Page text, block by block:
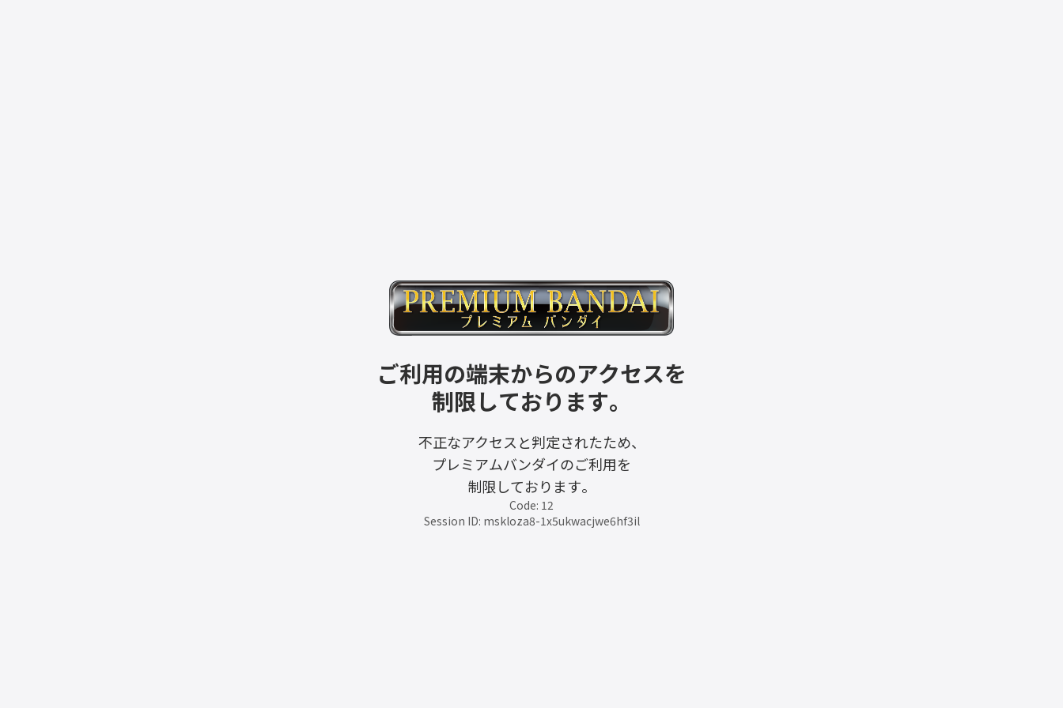
ご利用の端末からのアクセスを
制限しております。
不正なアクセスと判定されたため、
プレミアムバンダイのご利用を
制限しております。
Code: 12
Session ID: mskloza8-1x5ukwacjwe6hf3il